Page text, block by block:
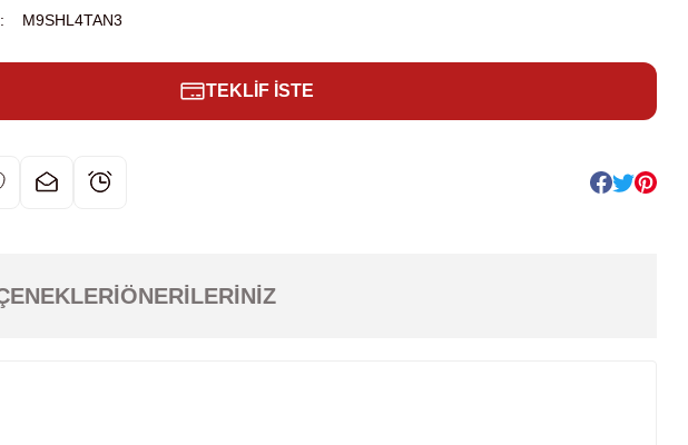
M9SHL4TAN3
TEKLİF İSTE
ÖNERILERINIZ